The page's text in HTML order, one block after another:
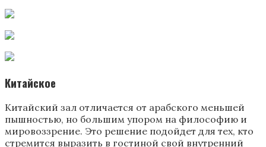
Китайское
Китайский зал отличается от арабского меньшей
пышностью, но большим упором на философию и
мировоззрение. Это решение подойдет для тех, кто
стремится выразить в гостиной свой внутренний